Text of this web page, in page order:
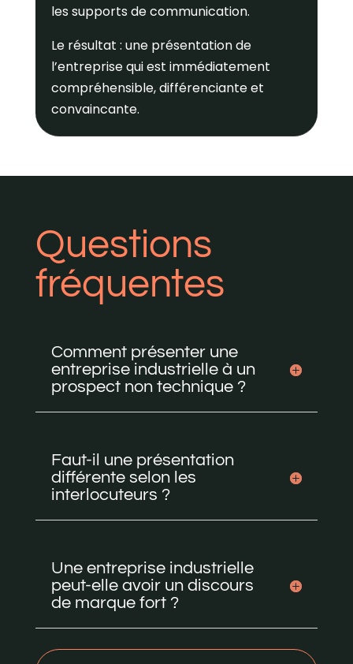
les supports de communication.
Le résultat : une présentation de
l’entreprise qui est immédiatement
compréhensible, différenciante et
convaincante.
Questions
fréquentes
Comment présenter une
entreprise industrielle à un
prospect non technique ?
Faut-il une présentation
différente selon les
interlocuteurs ?
Une entreprise industrielle
peut-elle avoir un discours
de marque fort ?